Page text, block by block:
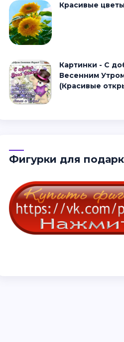
Красивые
Картинки - С добрым
Весенним
(Красивые
Фигурки для